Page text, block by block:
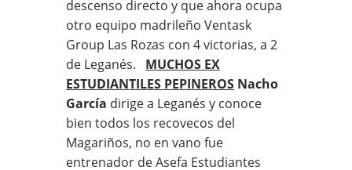
descenso directo y que ahora ocupa
otro equipo madrileño Ventask
Group Las Rozas con 4 victorias, a 2
de Leganés. MUCHOS EX
ESTUDIANTILES PEPINEROS Nacho
García dirige a Leganés y conoce
bien todos los recovecos del
Magariños, no en vano fue
entrenador de Asefa Estudiantes